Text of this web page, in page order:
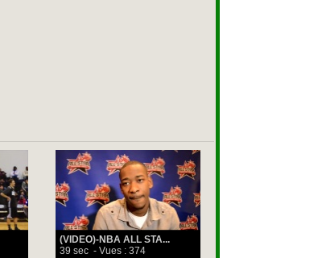
(VIDEO)-NBA ALL STA...
39 sec - Vues : 374